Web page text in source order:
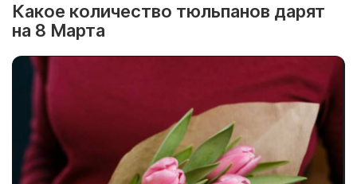
Какое количество тюльпанов дарят
на 8 Марта